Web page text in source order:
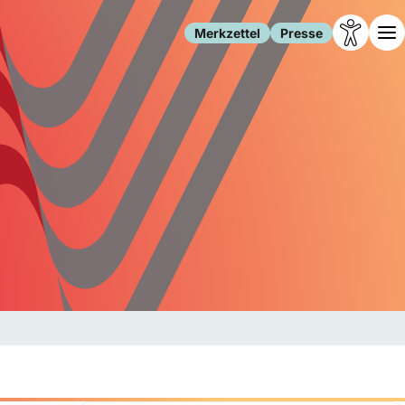
Merkzettel Presse
Leben
Familie
Freizeit
Gesundheit
Internet
Gesellschaft
Forschung
Migration
Polizei